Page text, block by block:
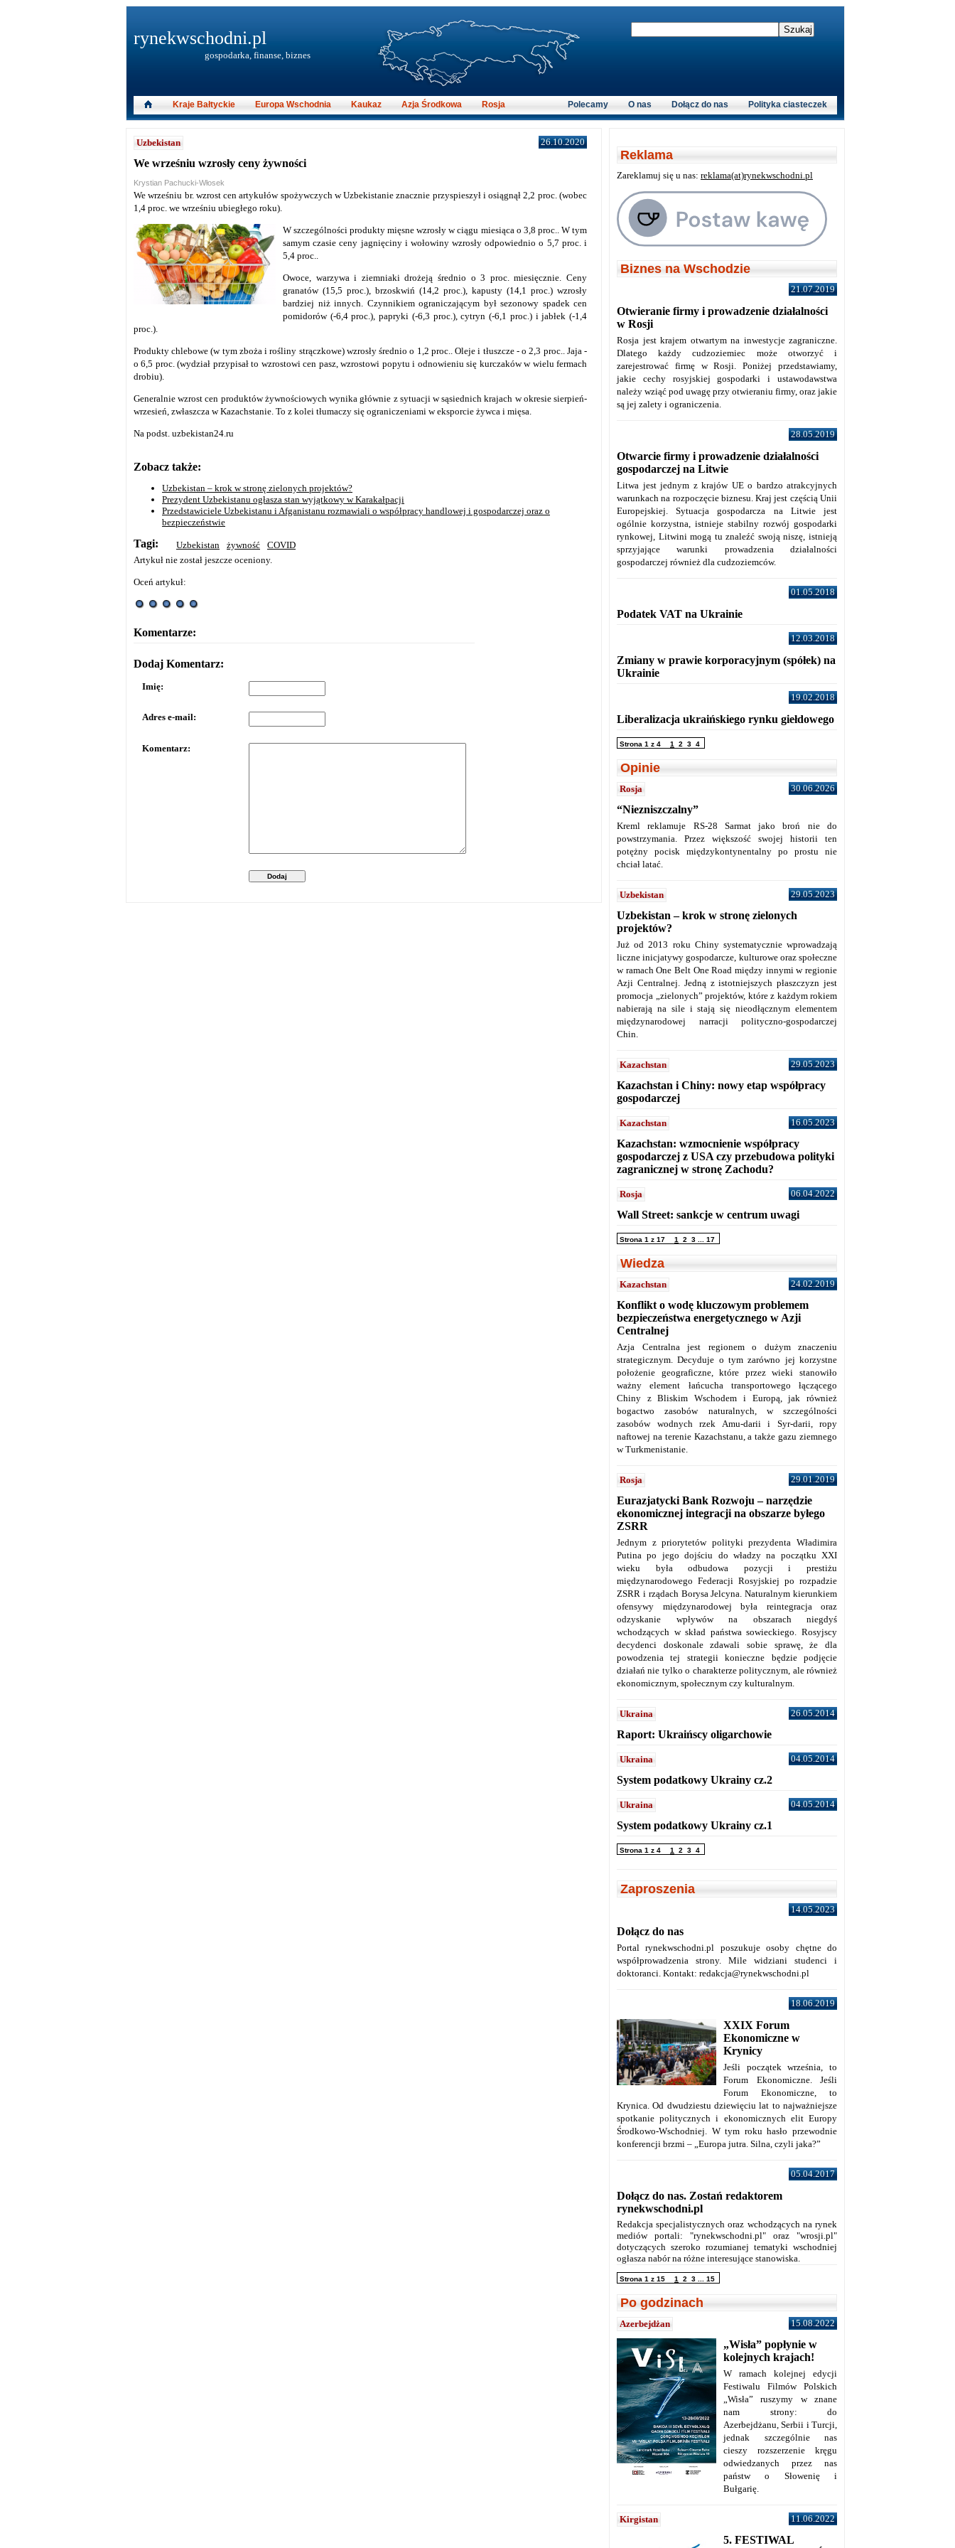
Uzbekistan 26.10.2020
We wrześniu wzrosły ceny żywności
Krystian Pachucki-Włosek
We wrześniu br. wzrost cen artykułów spożywczych w Uzbekistanie znacznie przyspieszył i osiągnął 2,2 proc. (wobec
1,4 proc. we wrześniu ubiegłego roku).
W szczególności produkty mięsne wzrosły w ciągu miesiąca o 3,8 proc.. W tym
samym czasie ceny jagnięciny i wołowiny wzrosły odpowiednio o 5,7 proc. i
5,4 proc..
Owoce, warzywa i ziemniaki drożeją średnio o 3 proc. miesięcznie. Ceny
granatów (15,5 proc.), brzoskwiń (14,2 proc.), kapusty (14,1 proc.) wzrosły
bardziej niż innych. Czynnikiem ograniczającym był sezonowy spadek cen
pomidorów (-6,4 proc.), papryki (-6,3 proc.), cytryn (-6,1 proc.) i jabłek (-1,4
proc.).
Produkty chlebowe (w tym zboża i rośliny strączkowe) wzrosły średnio o 1,2 proc..Oleje i tłuszcze - o 2,3 proc.. Jaja -
o 6,5 proc. (wydział przypisał to wzrostowi cen pasz, wzrostowi popytu i odnowieniu się kurczaków w wielu fermach
drobiu).
Generalnie wzrost cen produktów żywnościowych wynika głównie z sytuacji w sąsiednich krajach w okresie sierpień-
wrzesień, zwłaszcza w Kazachstanie. To z kolei tłumaczy się ograniczeniami w eksporcie żywca i mięsa.
Na podst. uzbekistan24.ru
Zobacz także:
Uzbekistan – krok w stronę zielonych projektów?
Prezydent Uzbekistanu ogłasza stan wyjątkowy w Karakałpacji
Przedstawiciele Uzbekistanu i Afganistanu rozmawiali o współpracy handlowej i gospodarczej oraz o
bezpieczeństwie
Tagi: Uzbekistan żywność
COVID
Artykuł nie został jeszcze oceniony.
Oceń artykuł:
Komentarze:
Dodaj Komentarz:
Imię:
Adres e-mail:
Komentarz:
Dodaj
rynekwschodni.pl
gospodarka, finanse, biznes
Kraje Bałtyckie Europa Wschodnia Kaukaz Azja Środkowa Rosja Polityka ciasteczek
Dołącz do nas
O nas
Polecamy
Reklama
Zareklamuj się u nas: reklama(at)rynekwschodni.pl
Biznes na Wschodzie
21.07.2019
Otwieranie firmy i prowadzenie działalności
w Rosji
Rosja jest krajem otwartym na inwestycje zagraniczne.
Dlatego każdy cudzoziemiec może otworzyć i
zarejestrować firmę w Rosji. Poniżej przedstawiamy,
jakie cechy rosyjskiej gospodarki i ustawodawstwa
należy wziąć pod uwagę przy otwieraniu firmy, oraz jakie
są jej zalety i ograniczenia.
28.05.2019
Otwarcie firmy i prowadzenie działalności
gospodarczej na Litwie
Litwa jest jednym z krajów UE o bardzo atrakcyjnych
warunkach na rozpoczęcie biznesu. Kraj jest częścią Unii
Europejskiej. Sytuacja gospodarcza na Litwie jest
ogólnie korzystna, istnieje stabilny rozwój gospodarki
rynkowej, Litwini mogą tu znaleźć swoją niszę, istnieją
sprzyjające warunki prowadzenia działalności
gospodarczej również dla cudzoziemców.
01.05.2018
Podatek VAT na Ukrainie
12.03.2018
Zmiany w prawie korporacyjnym (spółek) na
Ukrainie
19.02.2018
Liberalizacja ukraińskiego rynku giełdowego
Strona 1 z 4 1 2 3 4
Opinie
Rosja 30.06.2026
“Niezniszczalny”
Kreml reklamuje RS-28 Sarmat jako broń nie do
powstrzymania. Przez większość swojej historii ten
potężny pocisk międzykontynentalny po prostu nie
chciał latać.
Uzbekistan 29.05.2023
Uzbekistan – krok w stronę zielonych
projektów?
Już od 2013 roku Chiny systematycznie wprowadzają
liczne inicjatywy gospodarcze, kulturowe oraz społeczne
w ramach One Belt One Road między innymi w regionie
Azji Centralnej. Jedną z istotniejszych płaszczyzn jest
promocja „zielonych” projektów, które z każdym rokiem
nabierają na sile i stają się nieodłącznym elementem
międzynarodowej narracji polityczno-gospodarczej
Chin.
Kazachstan 29.05.2023
Kazachstan i Chiny: nowy etap współpracy
gospodarczej
Kazachstan 16.05.2023
Kazachstan: wzmocnienie współpracy
gospodarczej z USA czy przebudowa polityki
zagranicznej w stronę Zachodu?
Rosja 06.04.2022
Wall Street: sankcje w centrum uwagi
Strona 1 z 17 1 2 3 17
Wiedza
Kazachstan 24.02.2019
Konflikt o wodę kluczowym problemem
bezpieczeństwa energetycznego w Azji
Centralnej
Azja Centralna jest regionem o dużym znaczeniu
strategicznym. Decyduje o tym zarówno jej korzystne
położenie geograficzne, które przez wieki stanowiło
ważny element łańcucha transportowego łączącego
Chiny z Bliskim Wschodem i Europą, jak również
bogactwo zasobów naturalnych, w szczególności
zasobów wodnych rzek Amu-darii i Syr-darii, ropy
naftowej na terenie Kazachstanu, a także gazu ziemnego
w Turkmenistanie.
Rosja 29.01.2019
Eurazjatycki Bank Rozwoju – narzędzie
ekonomicznej integracji na obszarze byłego
ZSRR
Jednym z priorytetów polityki prezydenta Władimira
Putina po jego dojściu do władzy na początku XXI
wieku była odbudowa pozycji i prestiżu
międzynarodowego Federacji Rosyjskiej po rozpadzie
ZSRR i rządach Borysa Jelcyna. Naturalnym kierunkiem
ofensywy międzynarodowej była reintegracja oraz
odzyskanie wpływów na obszarach niegdyś
wchodzących w skład państwa sowieckiego. Rosyjscy
decydenci doskonale zdawali sobie sprawę, że dla
powodzenia tej strategii konieczne będzie podjęcie
działań nie tylko o charakterze politycznym, ale również
ekonomicznym, społecznym czy kulturalnym.
Ukraina 26.05.2014
Raport: Ukraińscy oligarchowie
Ukraina 04.05.2014
System podatkowy Ukrainy cz.2
Ukraina 04.05.2014
System podatkowy Ukrainy cz.1
Strona 1 z 4 1 2 3 4
Zaproszenia
14.05.2023
Dołącz do nas
Portal rynekwschodni.pl poszukuje osoby chętne do
współprowadzenia strony. Mile widziani studenci i
doktoranci. Kontakt: redakcja@rynekwschodni.pl
18.06.2019
XXIX Forum
Ekonomiczne w
Krynicy
Jeśli początek września, to
Forum Ekonomiczne. Jeśli
Forum Ekonomiczne, to
Krynica. Od dwudziestu dziewięciu lat to najważniejsze
spotkanie politycznych i ekonomicznych elit Europy
Środkowo-Wschodniej. W tym roku hasło przewodnie
konferencji brzmi – „Europa jutra. Silna, czyli jaka?”
05.04.2017
Dołącz do nas. Zostań redaktorem
rynekwschodni.pl
Redakcja specjalistycznych oraz wchodzących na rynek
mediów portali: "rynekwschodni.pl" oraz "wrosji.pl"
dotyczących szeroko rozumianej tematyki wschodniej
ogłasza nabór na różne interesujące stanowiska.
Strona 1 z 15 1 2 3 15
Po godzinach
Azerbejdżan 15.08.2022
„Wisła” popłynie w
kolejnych krajach!
W ramach kolejnej edycji
Festiwalu Filmów Polskich
„Wisła” ruszymy w znane
nam strony: do
Azerbejdżanu, Serbii i Turcji,
jednak szczególnie nas
cieszy rozszerzenie kręgu
odwiedzanych przez nas
państw o Słowenię i
Bułgarię.
Kirgistan 11.06.2022
5. FESTIWAL